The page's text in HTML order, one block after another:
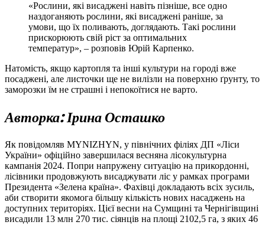
«Рослини, які висаджені навіть пізніше, все одно
наздоганяють рослини, які висаджені раніше, за
умови, що їх поливають, доглядають. Такі рослини
прискорюють свій ріст за оптимальних
температур», – розповів Юрій Карпенко.
Натомість, якщо картопля та інші культури на городі вже
посаджені, але листочки ще не вилізли на поверхню ґрунту, то
заморозки їм не страшні і непокоїтися не варто.
Авторка: Ірина Осташко
Як повідомляв MYNIZHYN, у північних філіях ДП «Ліси
України» офіційно завершилася весняна лісокультурна
кампанія 2024. Попри напружену ситуацію на прикордонні,
лісівники продовжують висаджувати ліс у рамках програми
Президента «Зелена країна». Фахівці докладають всіх зусиль,
аби створити якомога більшу кількість нових насаджень на
доступних територіях. Цієї весни на Сумщині та Чернігівщині
висадили 13 млн 270 тис. сіянців на площі 2102,5 га, з яких 46